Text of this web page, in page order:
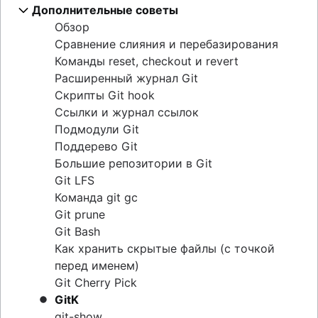
git stash
.gitignore
git blame
Обзор
git clean
git revert
git reset
git rm
Переписывание истории
Обзор
git rebase
git reflog
Обзор
Git checkout
Git merge
Слияние конфликтов
Стратегии слияния
Сравнение процессов
Обзор
Рабочий процесс с функциональными
ветками
Рабочий процесс Gitflow Workflow
Переход от SVN к Git
Обзор
Подготовка
Преобразование
Синхронизация
Обмен
Переход
Зачем переходить из Perforce в Git?
Переход от Perforce к Git
Git и Perforce: рабочий процесс
интеграции
Перемещение репозитория Git вместе с
историей
Дополнительные советы
Обзор
Сравнение слияния и перебазирования
Команды reset, checkout и revert
Расширенный журнал Git
Скрипты Git hook
Ссылки и журнал ссылок
Подмодули Git
Поддерево Git
Большие репозитории в Git
Git LFS
Команда git gc
Git prune
Git Bash
Как хранить скрытые файлы (с точкой
перед именем)
Git Cherry Pick
GitK